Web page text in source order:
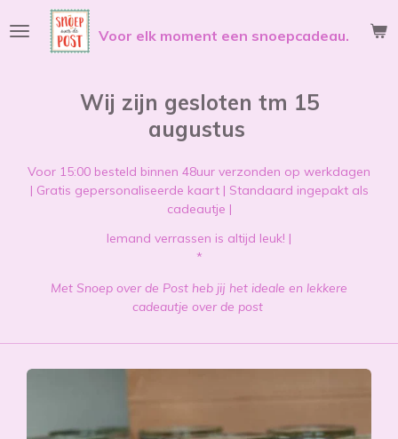
direct
hoofdinhoud
Voor elk moment een snoepcadeau.
Wij zijn gesloten tm 15
augustus
Voor 15:00 besteld binnen 48uur verzonden op werkdagen
| Gratis gepersonaliseerde kaart | Standaard ingepakt als
cadeautje |
Iemand verrassen is altijd leuk! |
*
Met Snoep over de Post heb jij het ideale en lekkere
cadeautje over de post